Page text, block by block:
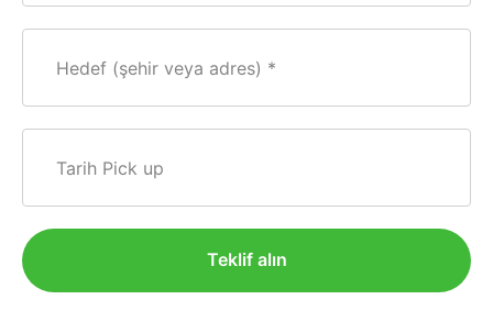
Hedef (şehir veya adres)
Tarih Pick up
Teklif alın